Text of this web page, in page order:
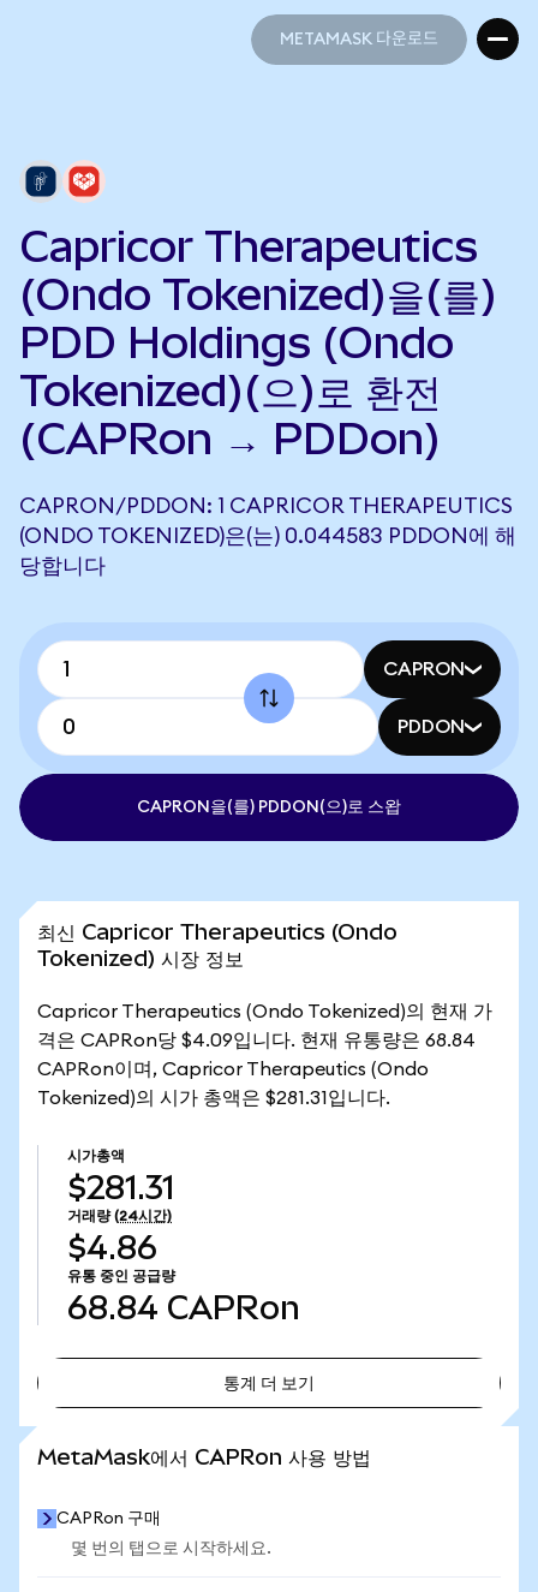
METAMASK 다운로드
Capricor Therapeutics
(Ondo Tokenized)을(를)
PDD Holdings (Ondo
Tokenized)(으)로 환전
(CAPRon → PDDon)
CAPRON/PDDON: 1 CAPRICOR THERAPEUTICS
(ONDO TOKENIZED)은(는) 0.044583 PDDON에 해
당합니다
CAPRON
PDDON
CAPRON을(를) PDDON(으)로 스왑
최신 Capricor Therapeutics (Ondo
Tokenized) 시장 정보
Capricor Therapeutics (Ondo Tokenized)의 현재 가
격은 CAPRon당 $4.09입니다. 현재 유통량은 68.84
CAPRon이며, Capricor Therapeutics (Ondo
Tokenized)의 시가 총액은 $281.31입니다.
시가총액
$281.31
거래량 (24시간)
$4.86
유통 중인 공급량
68.84 CAPRon
통계 더 보기
MetaMask에서 CAPRon 사용 방법
CAPRon 구매
몇 번의 탭으로 시작하세요.